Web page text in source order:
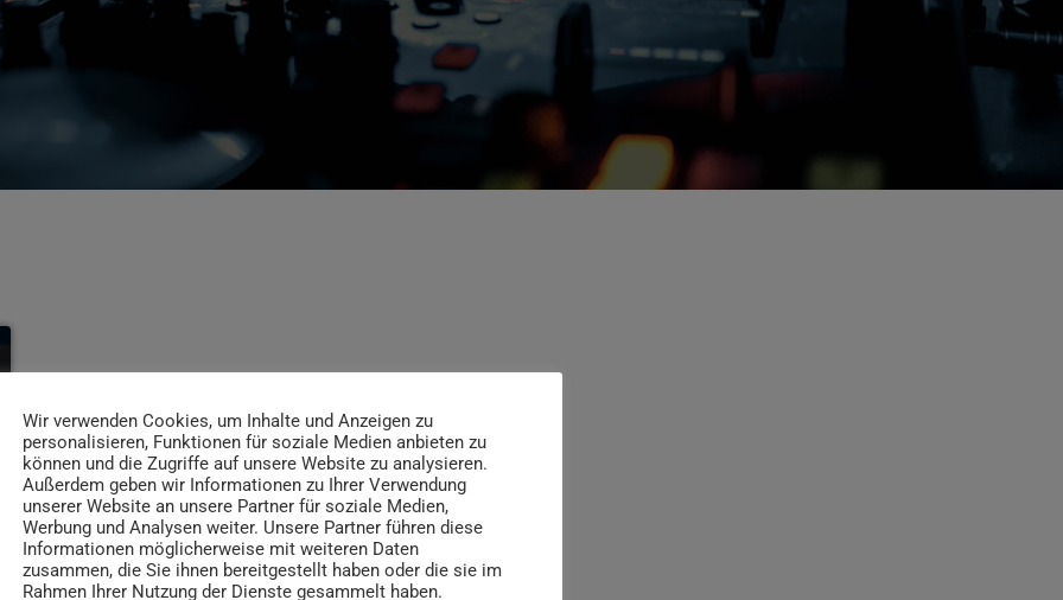
Wir verwenden Cookies, um Inhalte und Anzeigen zu
personalisieren, Funktionen für soziale Medien anbieten zu
können und die Zugriffe auf unsere Website zu analysieren.
Außerdem geben wir Informationen zu Ihrer Verwendung
unserer Website an unsere Partner für soziale Medien,
Werbung und Analysen weiter. Unsere Partner führen diese
Informationen möglicherweise mit weiteren Daten
zusammen, die Sie ihnen bereitgestellt haben oder die sie im
Rahmen Ihrer Nutzung der Dienste gesammelt haben.